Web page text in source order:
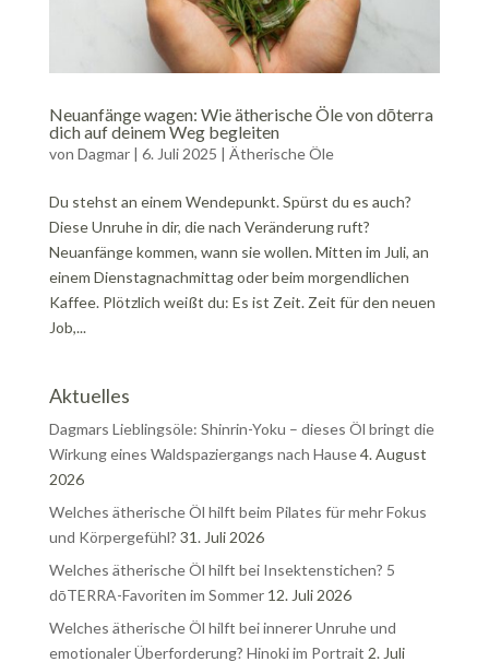
Neuanfänge wagen: Wie ätherische Öle von dōterra
dich auf deinem Weg begleiten
von Dagmar| 6. Juli 2025 | Ätherische Öle
Du stehst an einem Wendepunkt. Spürst du es auch?
Diese Unruhe in dir, die nach Veränderung ruft?
Neuanfänge kommen, wann sie wollen. Mitten im Juli, an
einem Dienstagnachmittag oder beim morgendlichen
Kaffee. Plötzlich weißt du: Es ist Zeit. Zeit für den neuen
Job,...
Aktuelles
Dagmars Lieblingsöle: Shinrin-Yoku – dieses Öl bringt die
Wirkung eines Waldspaziergangs nach Hause4. August
2026
Welches ätherische Öl hilft beim Pilates für mehr Fokus
und Körpergefühl? 31. Juli 2026
Welches ätherische Öl hilft bei Insektenstichen? 5
dōTERRA-Favoriten im Sommer 12. Juli 2026
Welches ätherische Öl hilft bei innerer Unruhe und
emotionaler Überforderung? Hinoki im Portrait 2. Juli